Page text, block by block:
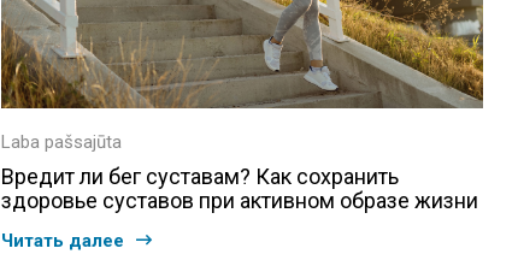
Laba pašsajūta
Вредит ли бег суставам? Как сохранить
здоровье суставов при активном образе жизни
Читать далее